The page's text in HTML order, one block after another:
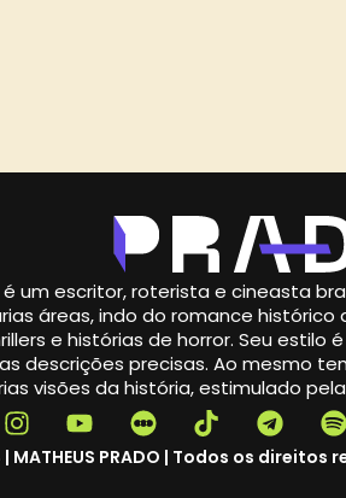
é um escritor, roterista e cineasta
áreas, indo do romance
e histórias de horror. Seu estilo
descrições precisas. Ao mesmo
visões da história, estimulado
MATHEUS PRADO | Todos os direitos